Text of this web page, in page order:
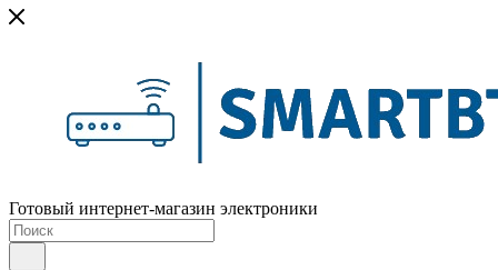
Готовый интернет-магазин электроники